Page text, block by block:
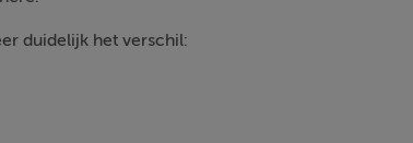
duidelijk het verschil: